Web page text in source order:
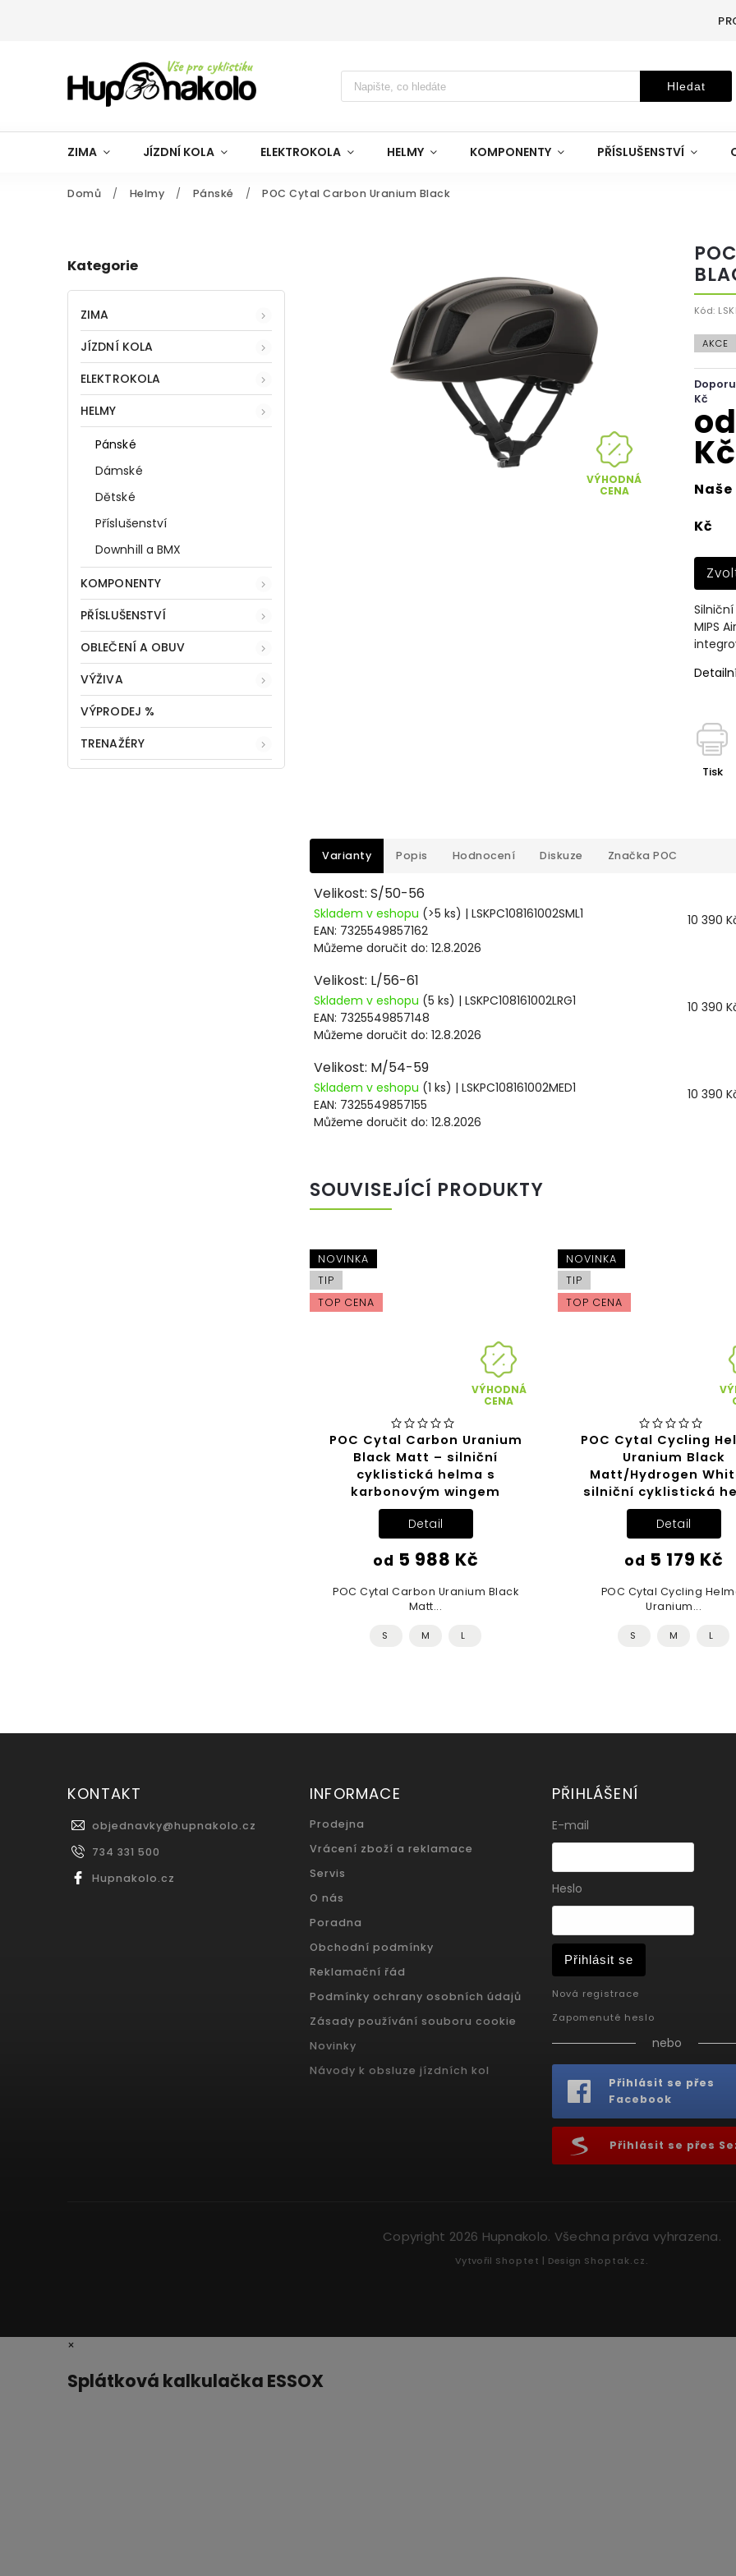
Hledat
ZIMA JÍZDNÍ KOLA ELEKTROKOLA HELMY KOMPONENTY PŘÍSLUŠENSTVÍ
Domů / Helmy / Pánské / POC Cytal Carbon Uranium Black
Kategorie
ZIMA
JÍZDNÍ KOLA
ELEKTROKOLA
HELMY
Pánské
Dámské
Dětské
Příslušenství
Downhill a BMX
KOMPONENTY
PŘÍSLUŠENSTVÍ
OBLEČENÍ A OBUV
VÝŽIVA
VÝPRODEJ %
TRENAŽÉRY
VÝHODNÁ
CENA
Kód:
AKCE
Kč
od
Kč
Kč
MIPS
Tisk
Varianty Popis Hodnocení Diskuze Značka POC
Velikost: S/50-56
Skladem v eshopu (>5 ks) | LSKPC108161002SML1
EAN: 7325549857162
Můžeme doručit do: 12.8.2026
10 390
Velikost: L/56-61
Skladem v eshopu (5 ks) | LSKPC108161002LRG1
EAN: 7325549857148
Můžeme doručit do: 12.8.2026
10 390
Velikost: M/54-59
Skladem v eshopu (1 ks) | LSKPC108161002MED1
EAN: 7325549857155
Můžeme doručit do: 12.8.2026
10 390
SOUVISEJÍCÍ PRODUKTY
NOVINKA
TIP
TOP CENA
VÝHODNÁ
CENA
POC Cytal Carbon Uranium
Black Matt – silniční
cyklistická helma s
karbonovým wingem
od 5 988 Kč
Detail
POC Cytal Carbon Uranium Black
Matt...
S M L
NOVINKA
TIP
TOP CENA
POC Cytal Cycling
Uranium Black
Matt/Hydrogen
silniční cyklistická
od 5 179 Kč
Detail
POC Cytal Cycling
Uranium...
S M L
KONTAKT
objednavky@hupnakolo.cz
734 331 500
Hupnakolo.cz
INFORMACE
Prodejna
Vrácení zboží a reklamace
Servis
O nás
Poradna
Obchodní podmínky
Reklamační řád
Podmínky ochrany osobních údajů
Zásady používání souboru cookie
Novinky
Návody k obsluze jízdních kol
PŘIHLÁŠENÍ
E-mail
Heslo
Přihlásit se
Nová registrace
Zapomenuté heslo
nebo
Přihlásit se přes
Facebook
Přihlásit se přes
Copyright 2026 Hupnakolo. Všechna práva vyhrazena.
Vytvořil Shoptet | Design Shoptak.cz.
×
Splátková kalkulačka ESSOX